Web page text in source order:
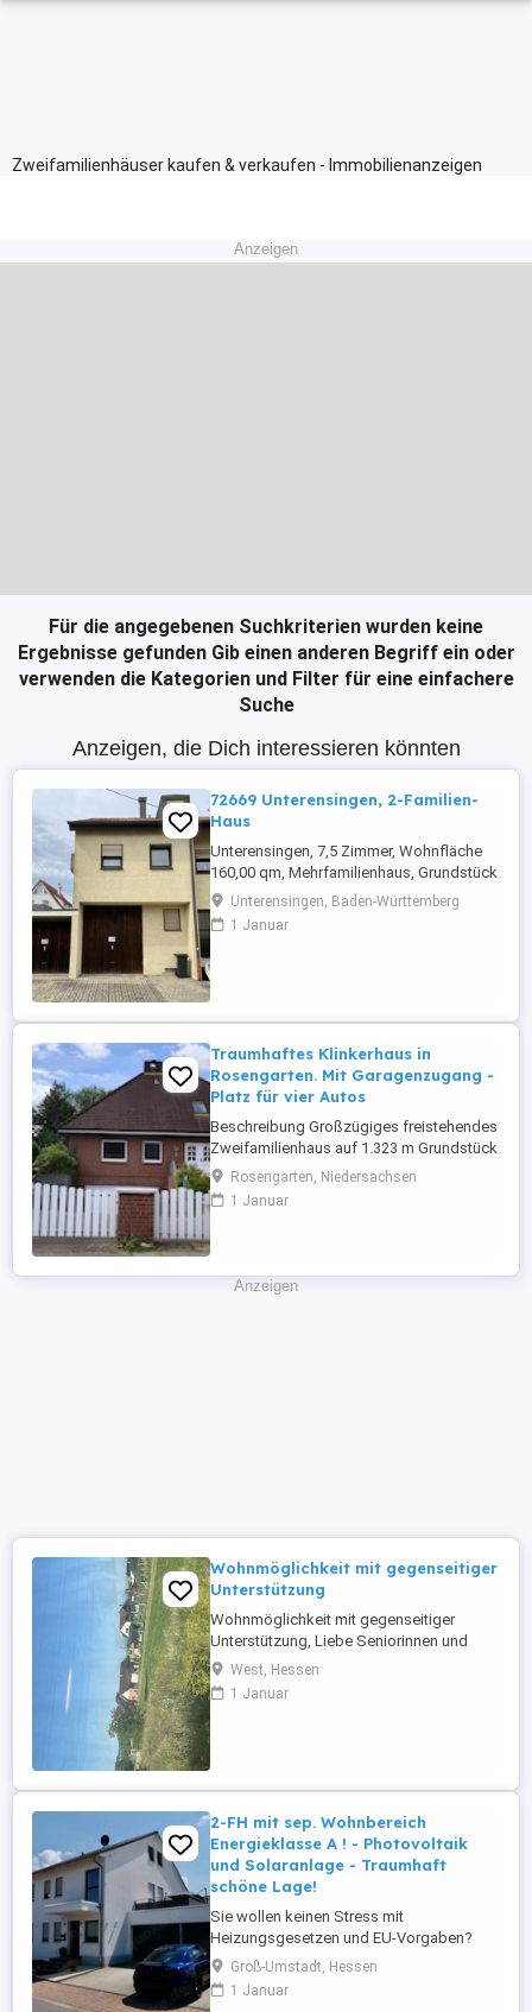
Zweifamilienhäuser kaufen & verkaufen - Immobilienanzeigen
Anzeigen
Für die angegebenen Suchkriterien wurden keine
Ergebnisse gefunden Gib einen anderen Begriff ein oder
verwenden die Kategorien und Filter für eine einfachere
Suche
Anzeigen, die Dich interessieren könnten
72669 Unterensingen, 2-Familien-
Haus
Unterensingen, 7,5 Zimmer, Wohnfläche
160,00 qm, Mehrfamilienhaus, Grundstück
289,00 qm, Provisionsfrei. Bj. 1985, 2
Garagen u. 1 KFZ-Stellplatz, Wohnung 1:
2-Zi.-EG mit ca. 50 qm und Terrasse, EBK,
Unterensingen, Baden-Württemberg
1 Januar
Traumhaftes Klinkerhaus in
Rosengarten. Mit Garagenzugang -
Platz für vier Autos
Beschreibung Großzügiges freistehendes
Zweifamilienhaus auf 1.323 m Grundstück
in Rosengarten-Nenndorf
PROVISIONSFREI VON PRIVAT (KEINE
MAKLERPROVISION!) ECKDATEN
Zimmeranzahl: 7 Zimmer Baujahr: 1989
Zustand: Sehr gepflegt Verfügbarkeit: ...
Rosengarten, Niedersachsen
1 Januar
Anzeigen
Wohnmöglichkeit mit gegenseitiger
Unterstützung
Wohnmöglichkeit mit gegenseitiger
Unterstützung, Liebe Seniorinnen und
Senioren, liebe Familien, ich bin eine
zuverlässige, herzliche und hilfsbereite
alleinerziehende Mutter von zwei
Menschen ...
West, Hessen
1 Januar
2-FH mit sep. Wohnbereich
Energieklasse A ! - Photovoltaik
und Solaranlage - Traumhaft
schöne Lage!
Sie wollen keinen Stress mit
Heizungsgesetzen und EU-Vorgaben?
Dann wäre diese Immobilie genau das
Richtige für Sie! Dieses charmante
Zweifamilienhaus bietet außergewöhnlich
Groß-Umstadt, Hessen
1 Januar